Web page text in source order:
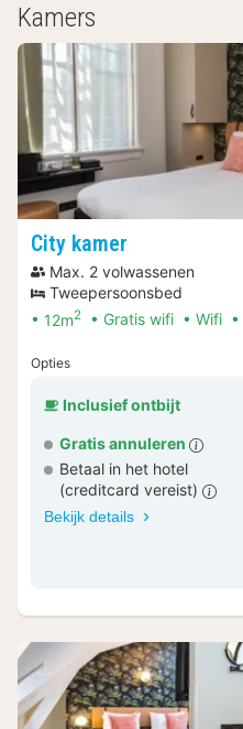
Kamers
City kamer
Max. 2 volwassenen
Tweepersoonsbed
12m2 Gratis wifi Wifi
Opties
Inclusief ontbijt
Gratis annuleren
Betaal in het hotel
(creditcard vereist)
Bekijk details